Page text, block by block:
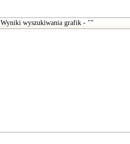
Wyniki wyszukiwania grafik - ""